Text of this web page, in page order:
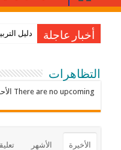
أخبار عاجلة دليل
التظاهرات
There are no upcoming الأحداث at this time.
الأخيرة الأشهر